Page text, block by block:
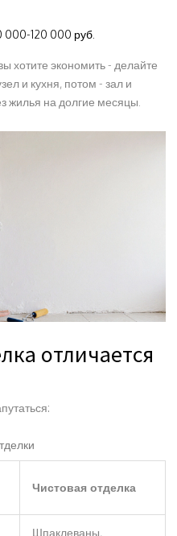
000-120 000 руб.
хотите экономить - делайте
и кухня, потом - зал и
жилья на долгие месяцы.
отличается
Чистовая отделка
Шпаклеваны,